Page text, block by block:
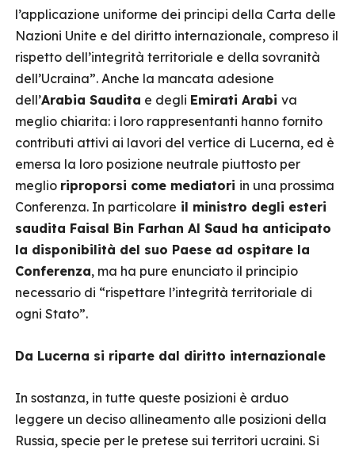
l’applicazione uniforme dei principi della Carta delle
Nazioni Unite e del diritto internazionale, compreso il
rispetto dell’integrità territoriale e della sovranità
dell’Ucraina”. Anche la mancata adesione
dell’Arabia Saudita e degli Emirati Arabi va
meglio chiarita: i loro rappresentanti hanno fornito
contributi attivi ai lavori del vertice di Lucerna, ed è
emersa la loro posizione neutrale piuttosto per
meglio riproporsi come mediatori in una prossima
Conferenza. In particolare il ministro degli esteri
saudita Faisal Bin Farhan Al Saud ha anticipato
la disponibilità del suo Paese ad ospitare la
Conferenza, ma ha pure enunciato il principio
necessario di “rispettare l’integrità territoriale di
ogni Stato”.
Da Lucerna si riparte dal diritto internazionale
In sostanza, in tutte queste posizioni è arduo
leggere un deciso allineamento alle posizioni della
Russia, specie per le pretese sui territori ucraini. Si